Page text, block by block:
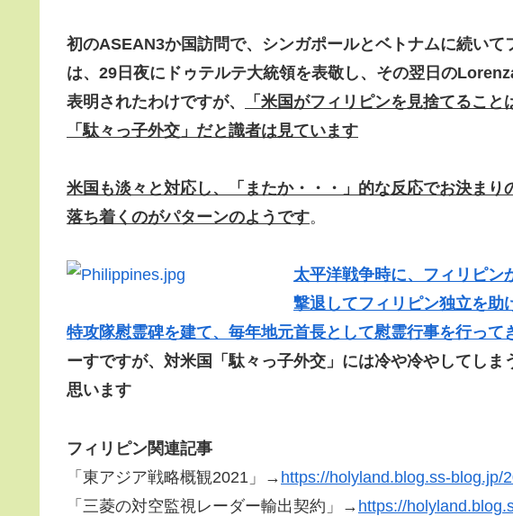
初のASEAN3か国訪問で、シンガポールとベトナムに続い
は、29日夜にドゥテルテ大統領を表敬し、その翌日の
表明されたわけですが、
「米国がフィリピンを見捨てるこ
「駄々っ子外交」だと識者は見ています
米国も淡々と対応し、「またか・・・」的な反応でお決ま
落ち着くのがパターンのようです。
太平洋戦争時に、フィリピン
撃退してフィリピン独立を助
特攻隊慰霊碑を建て、毎年地元首長として慰霊行事を行って
ーすですが、対米国「駄々っ子外交」には冷や冷やしてしま
思います
フィリピン関連記事
「東アジア戦略概観2021」→ https://holyland.blog.ss-blog.jp/
「三菱の対空監視レーダー輸出契約」→ https://